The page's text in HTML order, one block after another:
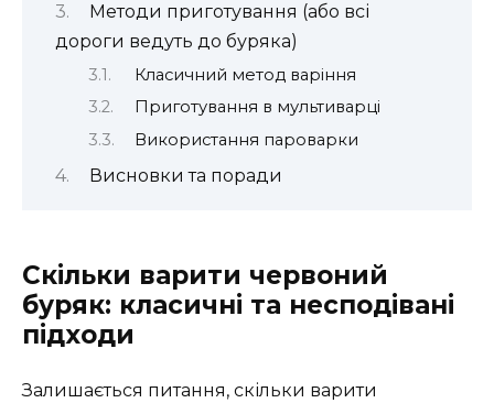
Методи приготування (або всі
дороги ведуть до буряка)
Класичний метод варіння
Приготування в мультиварці
Використання пароварки
Висновки та поради
Скільки варити червоний
буряк: класичні та несподівані
підходи
Залишається питання, скільки варити